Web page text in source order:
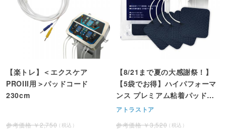
【楽トレ】＜エクスケア
PROIII用＞パッドコード
230cm
2,750
【8/21まで夏の大感謝祭！】
【5袋でお得】ハイパフォーマ
ンス プレミアム粘着パッド＜
中・50mm角型＞ 4枚1組
アトラストア
3,520